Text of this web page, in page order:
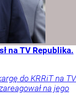
na TV Republika.
do KRRiT na TV
na jego